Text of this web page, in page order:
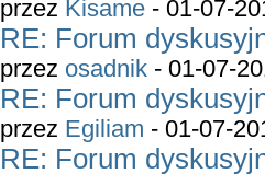
przez Kisame - 01-07-
RE: Forum
przez osadnik - 01-07-
RE: Forum
przez Egiliam - 01-07-
RE: Forum